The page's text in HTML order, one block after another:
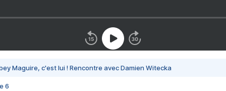
Maguire, c'est lui ! Rencontre avec Damien Witecka
6